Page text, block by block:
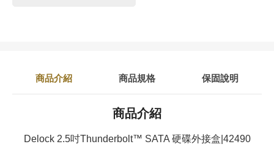
商品介紹 商品規格 保固說明
商品介紹
Delock 2.5吋Thunderbolt™ SATA 硬碟外接盒|42490